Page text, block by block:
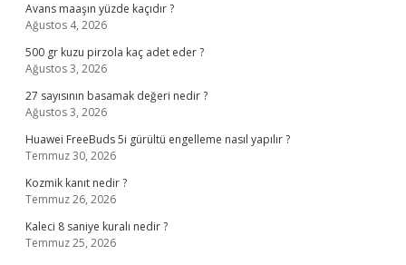
Avans maaşın yüzde kaçıdır ?
Ağustos 4, 2026
500 gr kuzu pirzola kaç adet eder ?
Ağustos 3, 2026
27 sayısının basamak değeri nedir ?
Ağustos 3, 2026
Huawei FreeBuds 5i gürültü engelleme nasıl yapılır ?
Temmuz 30, 2026
Kozmik kanıt nedir ?
Temmuz 26, 2026
Kaleci 8 saniye kuralı nedir ?
Temmuz 25, 2026